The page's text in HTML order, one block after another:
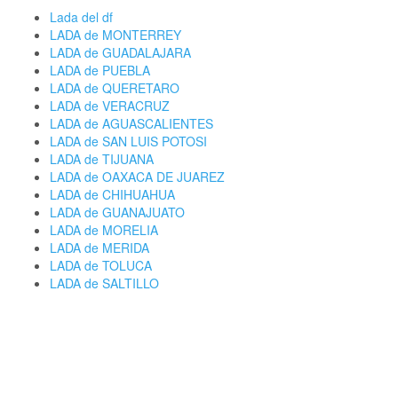
Lada del df
LADA de MONTERREY
LADA de GUADALAJARA
LADA de PUEBLA
LADA de QUERETARO
LADA de VERACRUZ
LADA de AGUASCALIENTES
LADA de SAN LUIS POTOSI
LADA de TIJUANA
LADA de OAXACA DE JUAREZ
LADA de CHIHUAHUA
LADA de GUANAJUATO
LADA de MORELIA
LADA de MERIDA
LADA de TOLUCA
LADA de SALTILLO